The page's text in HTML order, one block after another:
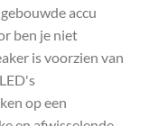
accu
ben je niet
is voorzien van
op een